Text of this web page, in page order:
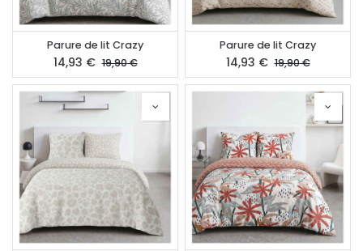
Parure de lit Crazy
14,93 € 19,90€
Parure de lit Crazy
14,93 € 19,90€